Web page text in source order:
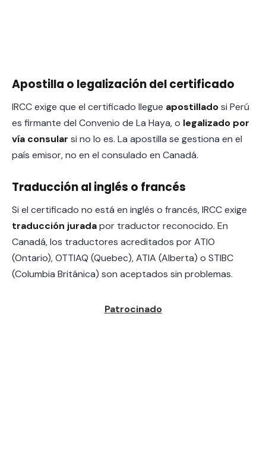
Apostilla o legalización del certificado
IRCC exige que el certificado llegue apostilladosi Perú
es firmante del Convenio de La Haya, o legalizado por
vía consular si no lo es. La apostilla se gestiona en el
país emisor, no en el consulado en Canadá.
Traducción al inglés o francés
Si el certificado no está en inglés o francés, IRCC exige
traducción juradapor traductor reconocido. En
Canadá, los traductores acreditados por ATIO
(Ontario), OTTIAQ (Quebec), ATIA (Alberta) o STIBC
(Columbia Británica) son aceptados sin problemas.